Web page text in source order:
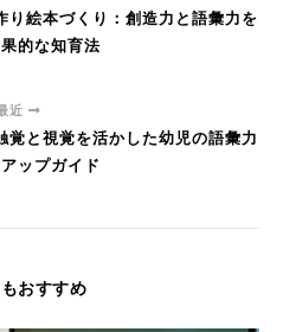
り絵本づくり：創造力と語彙力を
的な知育法
近
と視覚を活かした幼児の語彙力
ップガイド
おすすめ